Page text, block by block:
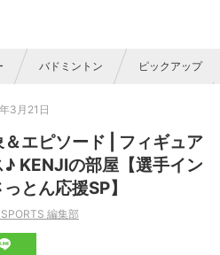
バドミントン ピックアップ
3月21日
エピソード | フィギュア
KENJIの部屋【選手イン
とん応援SP】
編集部